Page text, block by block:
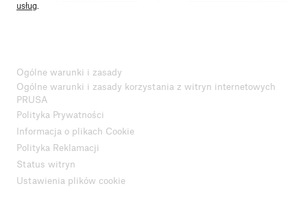
usług
Ogólne warunki i zasady
Ogólne warunki i zasady korzystania z witryn internetowych
PRUSA
Polityka Prywatności
Informacja o plikach Cookie
Polityka Reklamacji
Status witryn
Ustawienia plików cookie